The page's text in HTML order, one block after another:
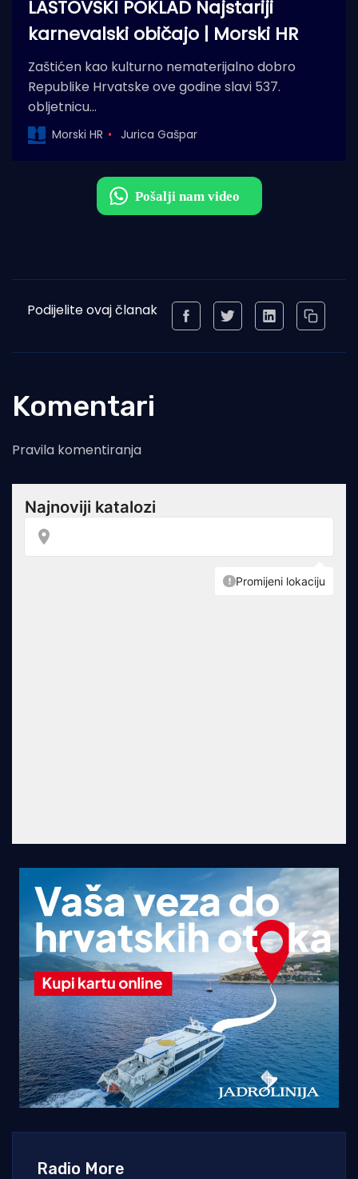
LASTOVSKI POKLAD Najstariji
karnevalski običajo | Morski HR
Zaštićen kao kulturno nematerijalno dobro
Republike Hrvatske ove godine slavi 537.
obljetnicu…
Morski HR Jurica Gašpar
Podijelite ovaj članak
Komentari
Pravila komentiranja
Radio More